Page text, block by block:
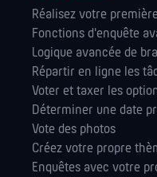
Réalisez votre
Fonctions d'enquête
Logique avancée de
Répartir en ligne les
Voter et taxer les
Déterminer une date
Vote des photos
Créez votre propre
Enquêtes avec votre